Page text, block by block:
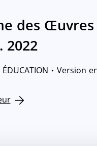
des
2022
· Version